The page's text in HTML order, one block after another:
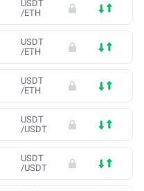
USDT
/ETH
USDT
/ETH
USDT
/ETH
USDT
/USDT
USDT
/USDT